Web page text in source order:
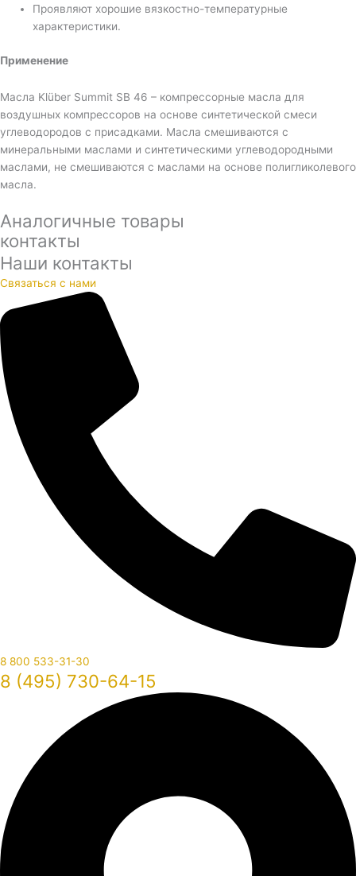
Проявляют хорошие вязкостно-температурные
характеристики.
Применение
Масла Klüber Summit SB 46 – компрессорные масла для
воздушных компрессоров на основе синтетической смеси
углеводородов с присадками. Масла смешиваются с
минеральными маслами и синтетическими углеводородными
маслами, не смешиваются с маслами на основе полигликолевого
масла.
Аналогичные товары
контакты
Наши контакты
Связаться с нами
8 800 533-31-30
8 (495) 730-64-15